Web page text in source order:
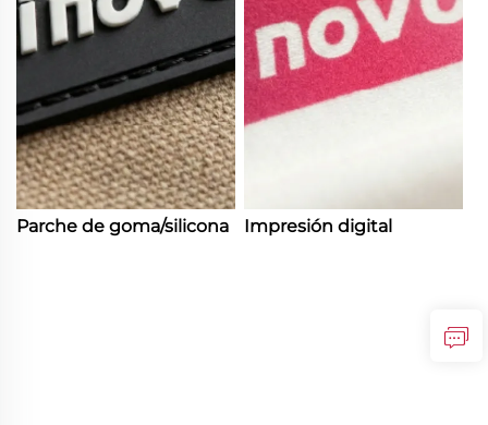
Parche de goma/silicona Impresión digital